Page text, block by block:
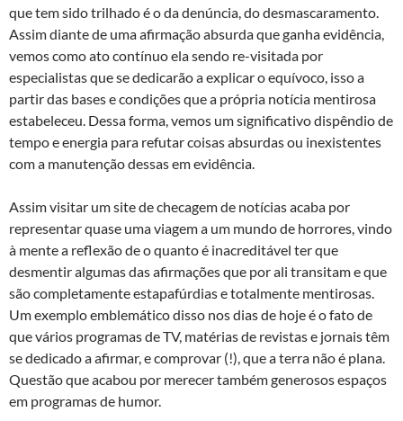
que tem sido trilhado é o da denúncia, do desmascaramento.
Assim diante de uma afirmação absurda que ganha evidência,
vemos como ato contínuo ela sendo re-visitada por
especialistas que se dedicarão a explicar o equívoco, isso a
partir das bases e condições que a própria notícia mentirosa
estabeleceu. Dessa forma, vemos um significativo dispêndio de
tempo e energia para refutar coisas absurdas ou inexistentes
com a manutenção dessas em evidência.
Assim visitar um site de checagem de notícias acaba por
representar quase uma viagem a um mundo de horrores, vindo
à mente a reflexão de o quanto é inacreditável ter que
desmentir algumas das afirmações que por ali transitam e que
são completamente estapafúrdias e totalmente mentirosas.
Um exemplo emblemático disso nos dias de hoje é o fato de
que vários programas de TV, matérias de revistas e jornais têm
se dedicado a afirmar, e comprovar (!), que a terra não é plana.
Questão que acabou por merecer também generosos espaços
em programas de humor.